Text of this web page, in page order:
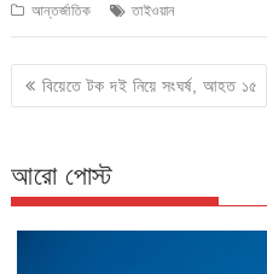
আন্তর্জাতিক তাইওয়ান
Post
navigation
বিয়েতে টক দই নিয়ে সংঘর্ষ, আহত ১৫
আরো পোস্ট